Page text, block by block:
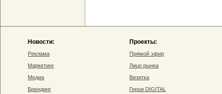
Новости:
Реклама
Маркетинг
Медиа
Брендинг
Проекты:
Прямой эфир
Лицо рынка
Визитка
Герои DIGITAL